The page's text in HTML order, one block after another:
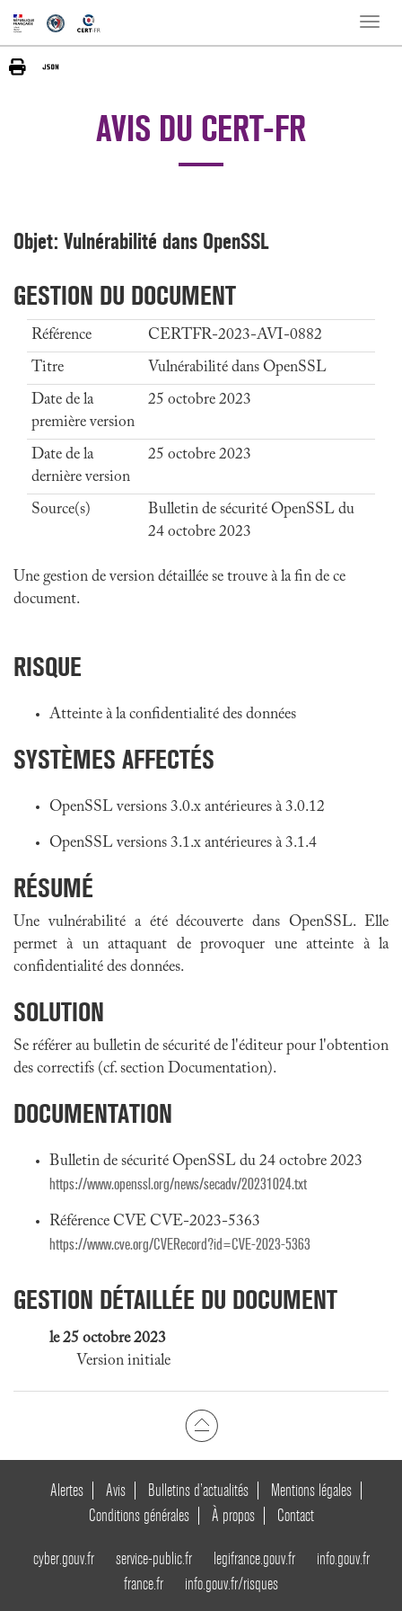
Toggle
AVIS DU CERT-FR
Objet: Vulnérabilité dans OpenSSL
GESTION DU DOCUMENT
Référence
CERTFR-2023-AVI-0882
Titre
Vulnérabilité dans OpenSSL
Date de la
première version
25 octobre 2023
Date de la
dernière version
25 octobre 2023
Source(s)
Bulletin de sécurité OpenSSL du
24 octobre 2023
Une gestion de version détaillée se trouve à la fin de ce
document.
RISQUE
Atteinte à la confidentialité des données
SYSTÈMES AFFECTÉS
OpenSSL versions 3.0.x antérieures à 3.0.12
OpenSSL versions 3.1.x antérieures à 3.1.4
RÉSUMÉ
Une vulnérabilité a été découverte dans OpenSSL. Elle
permet à un attaquant de provoquer une atteinte à la
confidentialité des données.
SOLUTION
Se référer au bulletin de sécurité de l'éditeur pour l'obtention
des correctifs (cf. section Documentation).
DOCUMENTATION
Bulletin de sécurité OpenSSL du 24 octobre 2023
https://www.openssl.org/news/secadv/20231024.txt
Référence CVE CVE-2023-5363
https://www.cve.org/CVERecord?id=CVE-2023-5363
GESTION DÉTAILLÉE DU DOCUMENT
le 25 octobre 2023
Version initiale
Alertes Avis Bulletins d’actualités
Mentions légales
Conditions générales
À propos Contact
cyber.gouv.fr service-public.fr legifrance.gouv.fr
info.gouv.fr
france.fr
info.gouv.fr/risques